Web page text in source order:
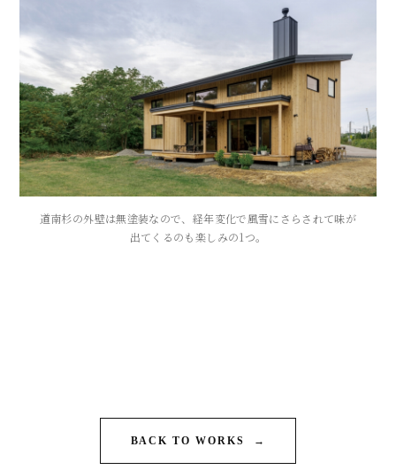
道南杉の外壁は無塗装なので、経年変化で風雪にさらされて味が
出てくるのも楽しみの1つ。
BACK TO WORKS →